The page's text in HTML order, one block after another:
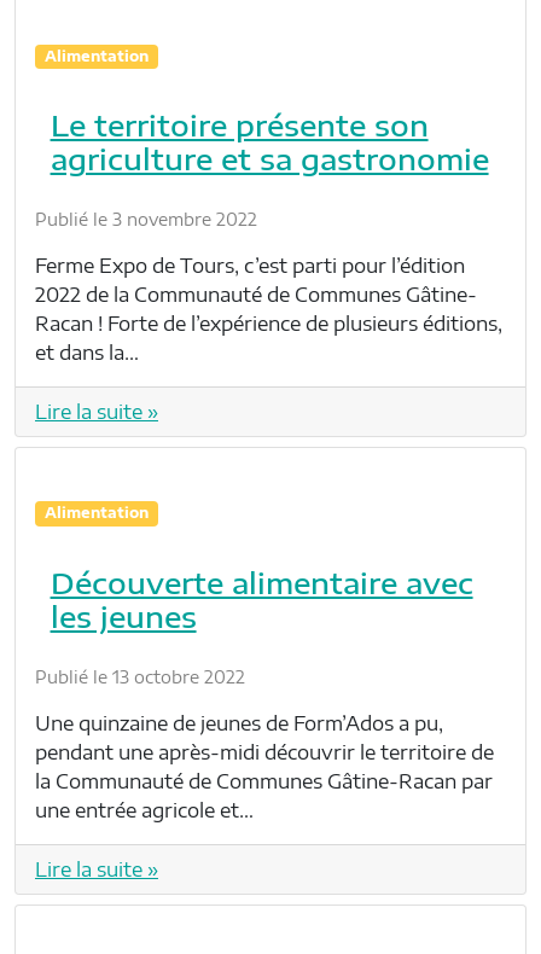
Alimentation
Le territoire présente son
agriculture et sa gastronomie
Publié le 3 novembre 2022
Ferme Expo de Tours, c’est parti pour l’édition
2022 de la Communauté de Communes Gâtine-
Racan ! Forte de l’expérience de plusieurs éditions,
et dans la…
Lire la suite »
Alimentation
Découverte alimentaire avec
les jeunes
Publié le 13 octobre 2022
Une quinzaine de jeunes de Form’Ados a pu,
pendant une après-midi découvrir le territoire de
la Communauté de Communes Gâtine-Racan par
une entrée agricole et…
Lire la suite »